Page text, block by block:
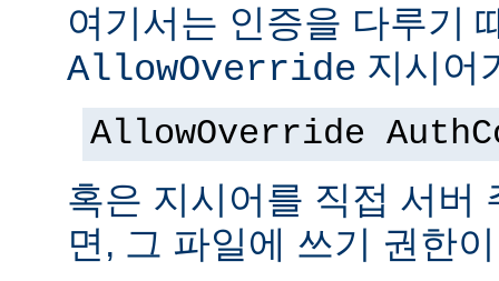
여기서는 인증을 다루기
AllowOverride 지시어
AllowOverride
혹은 지시어를 직접 서버
면, 그 파일에 쓰기 권한